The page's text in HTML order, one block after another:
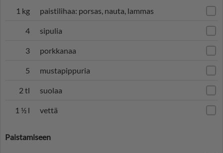
1 kg paistilihaa: porsas, nauta, lammas
4 sipulia
3 porkkanaa
5 mustapippuria
2 tl suolaa
1 ½ l vettä
Paistamiseen